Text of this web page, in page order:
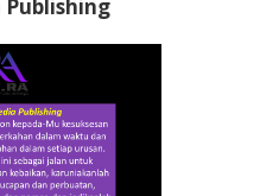
Publishing